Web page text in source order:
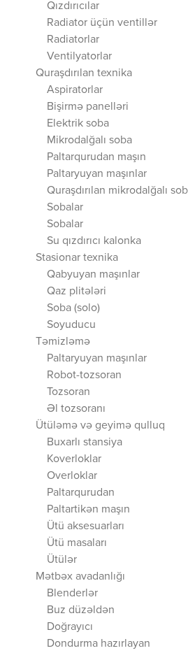
Qızdırıcılar
Radiator üçün ventillər
Radiatorlar
Ventilyatorlar
Quraşdırılan texnika
Aspiratorlar
Bişirmə panelləri
Elektrik soba
Mikrodalğalı soba
Paltarqurudan maşın
Paltaryuyan maşınlar
Quraşdırılan mikrodalğalı
Sobalar
Sobalar
Su qızdırıcı kalonka
Stasionar texnika
Qabyuyan maşınlar
Qaz plitələri
Soba (solo)
Soyuducu
Təmizləmə
Paltaryuyan maşınlar
Robot-tozsoran
Tozsoran
Əl tozsoranı
Ütüləmə və geyimə qulluq
Buxarlı stansiya
Koverloklar
Overloklar
Paltarqurudan
Paltartikən maşın
Ütü aksesuarları
Ütü masaları
Ütülər
Mətbəx avadanlığı
Blenderlər
Buz düzəldən
Doğrayıcı
Dondurma hazırlayan